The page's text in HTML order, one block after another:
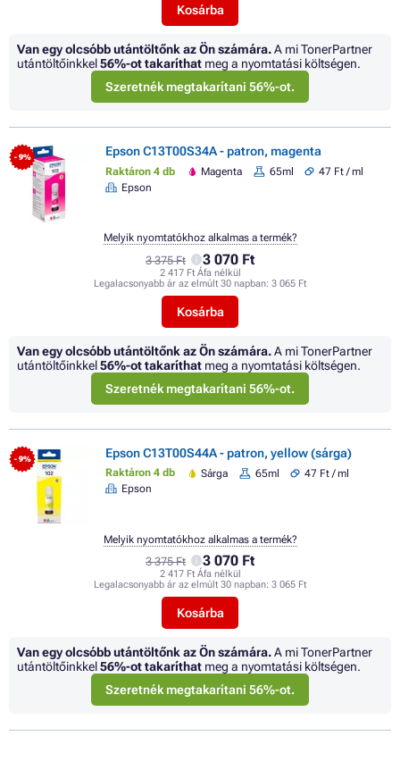
Kosárba
Van egy olcsóbb utántöltőnk az Ön számára.A mi TonerPartner
utántöltőinkkel56%-ot takaríthat meg a nyomtatási költségen.
Szeretnék megtakarítani 56%-ot.
- 9% Epson C13T00S34A - patron, magenta
Raktáron 4 db Magenta 65ml
47 Ft / ml
Epson
3 375 Ft 3 070 Ft
2 417 Ft Áfa nélkül
Legalacsonyabb ár az elmúlt 30 napban: 3 065 Ft
Kosárba
Melyik nyomtatókhoz alkalmas a termék?
Van egy olcsóbb utántöltőnk az Ön számára.A mi TonerPartner
utántöltőinkkel56%-ot takaríthat meg a nyomtatási költségen.
Szeretnék megtakarítani 56%-ot.
- 9% Epson C13T00S44A - patron, yellow (sárga)
Raktáron 4 db Sárga 65ml
47 Ft / ml
Epson
3 375 Ft 3 070 Ft
2 417 Ft Áfa nélkül
Legalacsonyabb ár az elmúlt 30 napban: 3 065 Ft
Kosárba
Melyik nyomtatókhoz alkalmas a termék?
Van egy olcsóbb utántöltőnk az Ön számára.A mi TonerPartner
utántöltőinkkel56%-ot takaríthat meg a nyomtatási költségen.
Szeretnék megtakarítani 56%-ot.